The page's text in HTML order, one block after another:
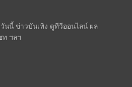
นนี้ ข่าวบันเทิง ดูทีวีออนไลน์ ผล
ท ฯลฯ